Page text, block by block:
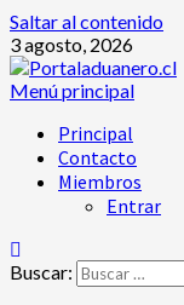
Saltar al contenido
3 agosto, 2026
Menú principal
Principal
Contacto
Miembros
Entrar
Buscar: